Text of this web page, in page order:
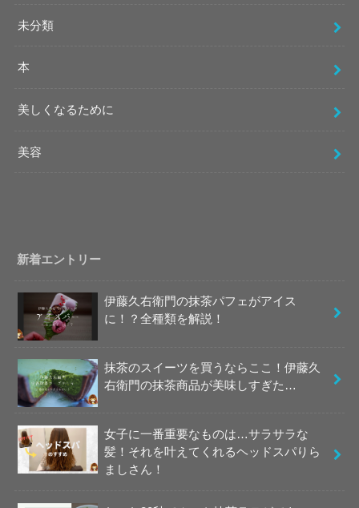
未分類
本
美しくなるために
美容
新着エントリー
伊藤久右衛門の抹茶パフェがアイス
に！？全種類を解説！
抹茶のスイーツを買うならここ！伊藤久
右衛門の抹茶商品が美味しすぎた…
女子に一番重要なものは…サラサラな
髪！それを叶えてくれるヘッドスパりら
ましさん！